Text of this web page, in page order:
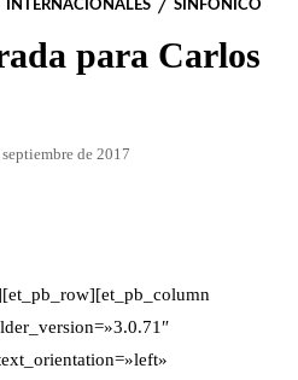
INTERNACIONALES SINFÓNICO
para Carlos
de 2017